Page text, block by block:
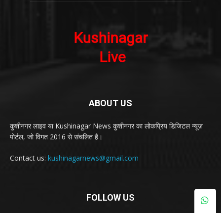
ABOUT US
कुशीनगर लाइव या Kushinagar News कुशीनगर का लोकप्रिय डिजिटल न्यूज़
पोर्टल, जो विगत 2016 से संचलित है।
Contact us: kushinagarnews@gmail.com
FOLLOW US